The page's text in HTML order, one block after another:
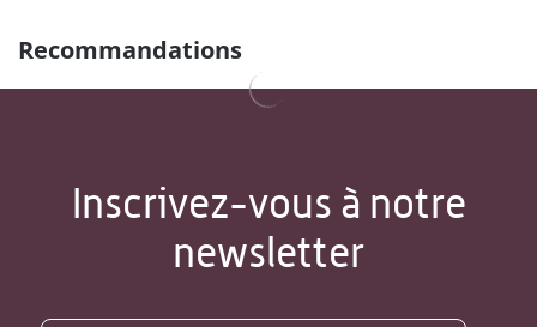
Recommandations
Inscrivez-vous à notre
newsletter